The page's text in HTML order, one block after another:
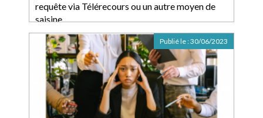
requête via Télérecours ou un autre moyen de
saisine
Publié le :30/06/2023